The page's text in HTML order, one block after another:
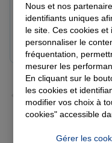
Note de 5 sur 5
Le 08/08/2026 - Agence
Bon suivi de mon
Nous et nos
identifiants uniques
le site. Ces cookies
personnaliser le
fréquentation,
mesurer les
En cliquant sur le
les cookies et
modifier vos choix à
cookies" accessible
Gérer les